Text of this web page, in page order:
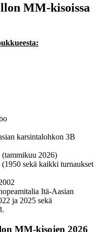
MM-kisoissa
karsintalohkon 3B
(tammikuu 2026)
(1950 sekä kaikki turnaukset
Itä-Aasian
ja 2025 sekä
MM-kisojen 2026